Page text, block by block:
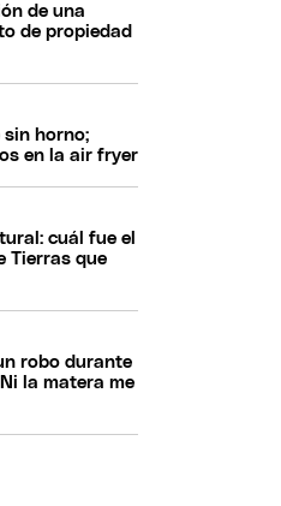
de una
de propiedad
sin horno;
en la air fryer
cuál fue el
Tierras que
robo durante
la matera me